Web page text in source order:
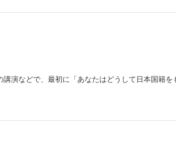
、最初に「あなたはどうして日本国籍をもっ